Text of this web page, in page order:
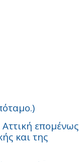
επομένως
και της